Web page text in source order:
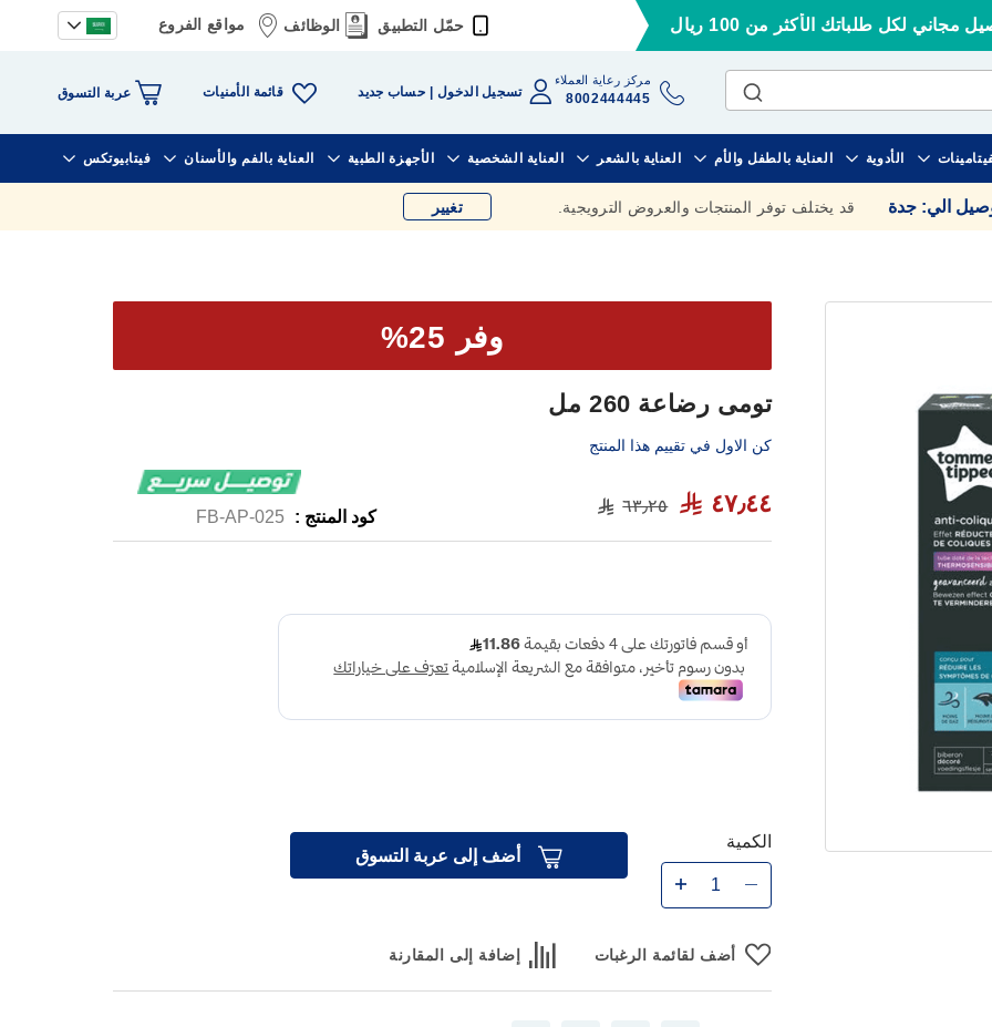
مجاني لكل طلباتك الأكثر من 100 ريال حمّل التطبيق الوظائف مواقع الفروع
مركز رعاية العملاء
8002444445 تسجيل الدخول حساب جديد قائمة الأمنيات عربة التسوق
الأدوية العناية بالطفل والأم العناية بالشعر العناية الشخصية الأجهزة الطبية العناية بالفم والأسنان فيتابيوتكس
الي: جدة قد يختلف توفر المنتجات والعروض الترويجية. تغيير
وفر 25%
تومى رضاعة 260 مل
كن الاول في تقييم هذا المنتج
٤٧٫٤٤ ٦٣٫٢٥
كود المنتج : FB-AP-025
الكمية
أضف إلى عربة التسوق
أضف لقائمة الرغبات إضافة إلى المقارنة